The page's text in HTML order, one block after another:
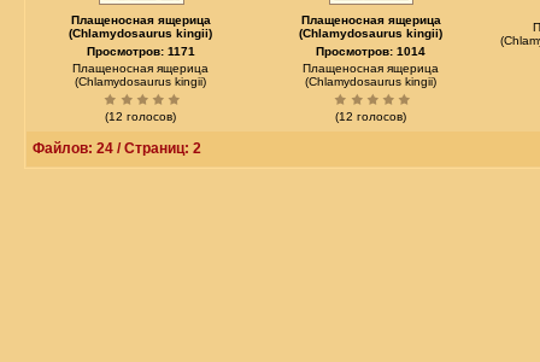
Плащеносная ящерица
(Chlamydosaurus kingii)
Просмотров: 1171
Плащеносная ящерица
(Chlamydosaurus kingii)
(12 голосов)
Плащеносная ящерица
(Chlamydosaurus kingii)
Просмотров: 1014
Плащеносная ящерица
(Chlamydosaurus kingii)
(12 голосов)
Файлов: 24 / Страниц: 2